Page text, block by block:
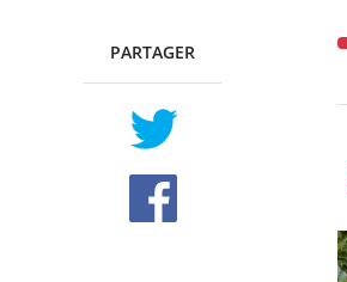
RECHERCHER ...
PARTAGER
TWITTER
FACEBOOK